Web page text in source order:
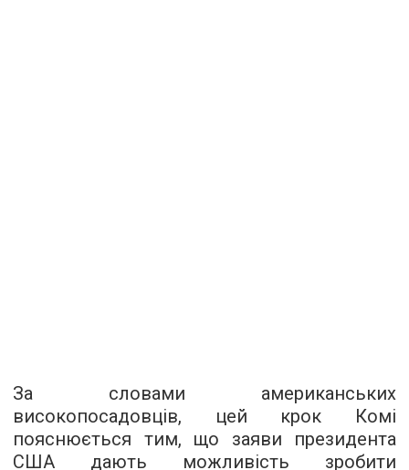
За словами американських
високопосадовців, цей крок Комі
пояснюється тим, що заяви президента
США дають можливість зробити